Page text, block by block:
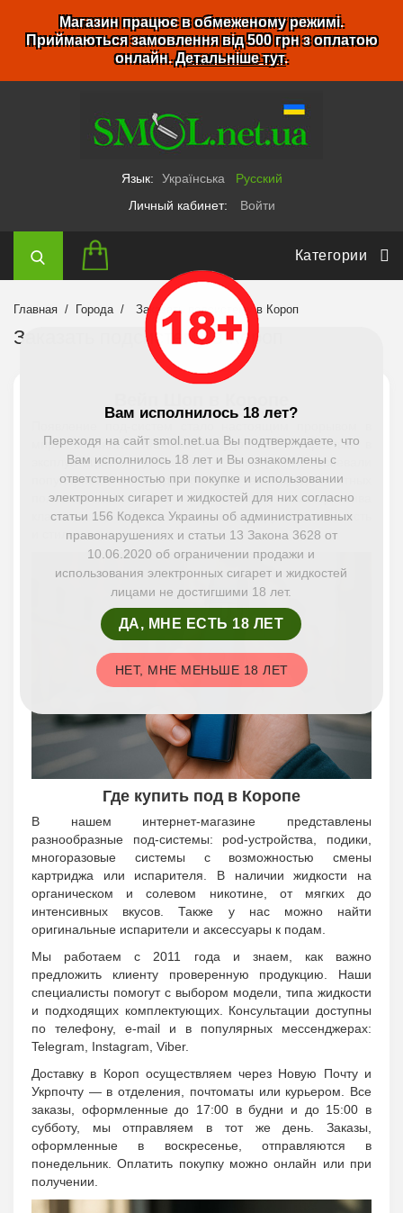
Магазин працює в обмеженому режимі.
Приймаються замовлення від 500 грн з оплатою
онлайн.Детальніше тут.
Язык: Українська
Русский
Личный кабинет:
Войти
Категории
Главная Города Заказать подсистему в Короп
Заказать подсистему в Короп
мире вейпинга. Маленькие, удобные и простые в
эксплуатации устройства быстро завоевали
популярность как среди новичков, так и среди опытных
пользователей. Это компактная альтернатива
классическим вейпам, объединившая функциональность
и стиль.
Где купить под в Коропе
В нашем интернет-магазине представлены
разнообразные под-системы: pod-устройства, подики,
многоразовые системы с возможностью смены
картриджа или испарителя. В наличии жидкости на
органическом и солевом никотине, от мягких до
интенсивных вкусов. Также у нас можно найти
оригинальные испарители и аксессуары к подам.
Мы работаем с 2011 года и знаем, как важно
предложить клиенту проверенную продукцию. Наши
специалисты помогут с выбором модели, типа жидкости
и подходящих комплектующих. Консультации доступны
по телефону, e-mail и в популярных мессенджерах:
Telegram, Instagram, Viber.
Доставку в Короп осуществляем через Новую Почту и
Укрпочту — в отделения, почтоматы или курьером. Все
заказы, оформленные до 17:00 в будни и до 15:00 в
субботу, мы отправляем в тот же день. Заказы,
оформленные в воскресенье, отправляются в
понедельник. Оплатить покупку можно онлайн или при
получении.
Вам исполнилось 18 лет?
Переходя на сайт smol.net.ua Вы подтверждаете, что
Вам исполнилось 18 лет и Вы ознакомлены с
ответственностью при покупке и использовании
электронных сигарет и жидкостей для них согласно
статьи 156 Кодекса Украины об административных
правонарушениях и статьи 13 Закона 3628 от
10.06.2020 об ограничении продажи и
использования электронных сигарет и жидкостей
лицами не достигшими 18 лет.
ДА, МНЕ ЕСТЬ 18 ЛЕТ
НЕТ, МНЕ МЕНЬШЕ 18 ЛЕТ